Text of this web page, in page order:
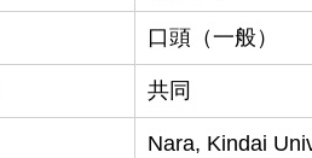
口頭（一般）
共同
Nara, Kindai